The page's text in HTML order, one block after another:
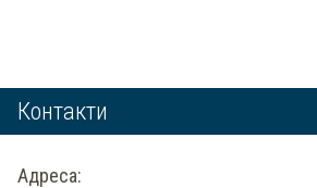
Контакти
Адреса: